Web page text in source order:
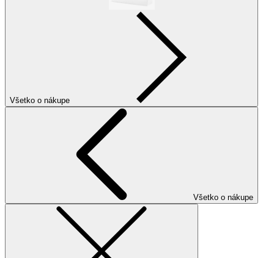
Všetko o nákupe
Všetko o nákupe